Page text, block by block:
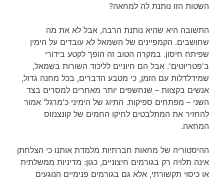
השטות הזו נותנת לה למחאה?
התשובה היא שהיא נותנת הרבה, אבל לא את מה
שחושבים. הקמפיינים של השמאל לא עובדים על הימין
שפיתח חיסון. במקרה הטוב זה הופך לקטע בידורי
ב'פטריוטים'. אבל הם חיוניים לליכוד השורות בשמאל,
שמידלדלות עם הזמן, כי מטבע הדברים, בכל מחנה גדול,
אנשים בקצוות – שנחשפים יותר מאחרים למסרים בצד
השני – מפתחים ספיקות. התיוג של הימיני כ'מרגל' אמור
להחזיר את המתלבטים לחיקו החמים של קונצנזוס
המחאה.
ההיסטוריה של מחאות חברתיות מלמדת אותנו כי הצלחתן
אינה תלויה רק בגורמים חיצוניים, כגון: מדיניות ממשלתית
או כיסוי תקשורתי, אלא גם בגורמים פנימיים הנוגעים